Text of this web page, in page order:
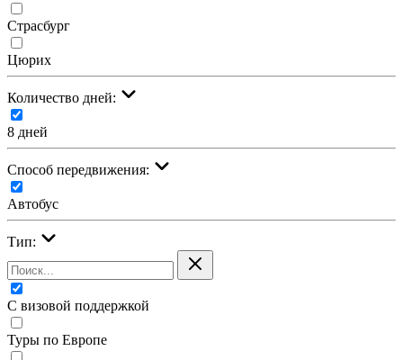
Страсбург
Цюрих
Количество дней:
8 дней
Cпособ передвижения:
Автобус
Тип:
С визовой поддержкой
Туры по Европе